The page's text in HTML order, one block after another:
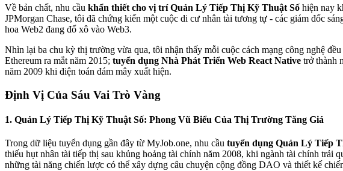
Về bản chất, nhu cầu khẩn thiết cho vị trí Quản Lý Tiếp Thị Kỹ Thuật Số hiện nay
JPMorgan Chase, tôi đã chứng kiến một cuộc di cư nhân tài tương tự - các giám đốc
hoa Web2 đang đổ xô vào Web3.
Nhìn lại ba chu kỳ thị trường vừa qua, tôi nhận thấy mỗi cuộc cách mạng công nghệ
Ethereum ra mắt năm 2015; tuyển dụng Nhà Phát Triển Web React Native trở thành
năm 2009 khi điện toán đám mây xuất hiện.
Định Vị Của Sáu Vai Trò Vàng
1. Quản Lý Tiếp Thị Kỹ Thuật Số: Phong Vũ Biểu Của Thị Trường Tăng Giá
Trong dữ liệu tuyển dụng gần đây từ MyJob.one, nhu cầu tuyển dụng Quản Lý Tiếp
thiếu hụt nhân tài tiếp thị sau khủng hoảng tài chính năm 2008, khi ngành tài chính
những tài năng chiến lược có thể xây dựng câu chuyện cộng đồng DAO và thiết kế